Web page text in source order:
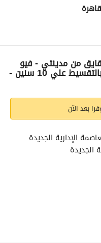
رهن عقاري
من مدينتي - فيو
كامل علي اللاندسكيب و اللاجون بالتقسيط علي 10 سنين -
بعد الآن
الإدارية الجديدة
الجديدة